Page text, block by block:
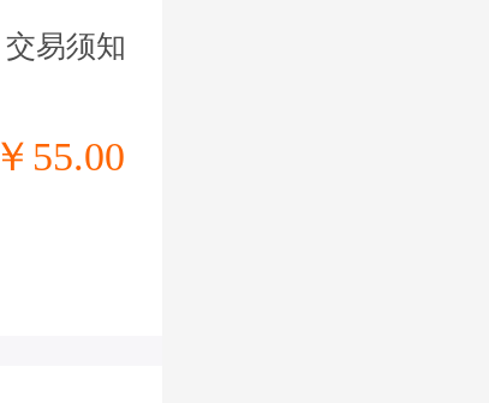
交易须知
￥55.00